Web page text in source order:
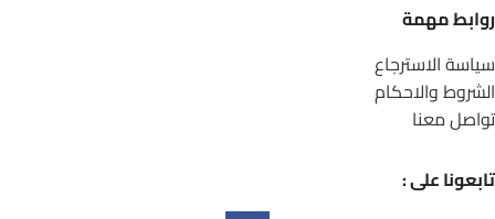
روابط مهمة
سياسة الاسترجاع
الشروط والاحكام
تواصل معنا
تابعونا على :